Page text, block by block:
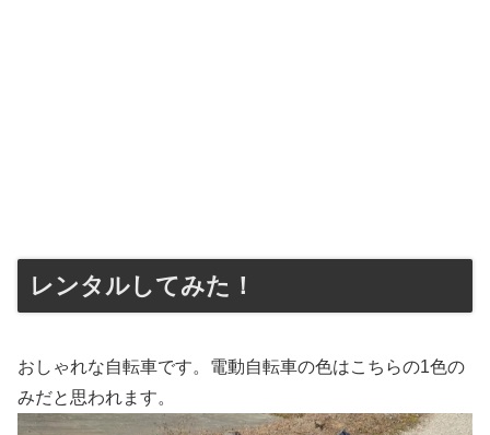
レンタルしてみた！
おしゃれな自転車です。電動自転車の色はこちらの1色の
みだと思われます。